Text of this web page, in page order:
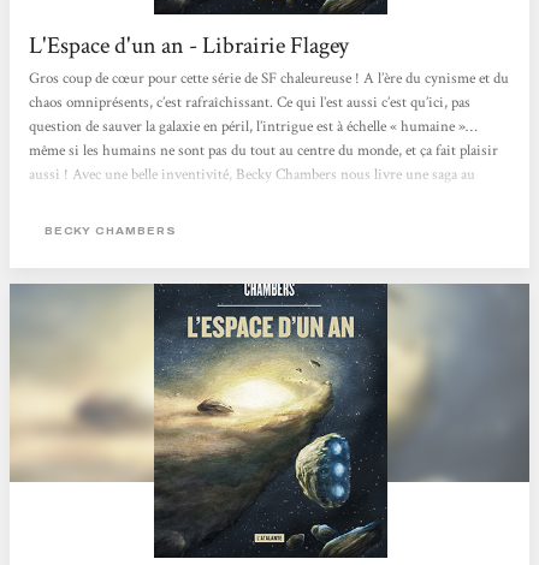
L'Espace d'un an - Librairie Flagey
Gros coup de cœur pour cette série de SF chaleureuse ! A l’ère du cynisme et du
chaos omniprésents, c’est rafraîchissant. Ce qui l’est aussi c’est qu’ici, pas
question de sauver la galaxie en péril, l’intrigue est à échelle « humaine »…
même si les humains ne sont pas du tout au centre du monde, et ça fait plaisir
aussi ! Avec une belle inventivité, Becky Chambers nous livre une saga au
vivre-ensemble et de tolérance dans un univers avec des races aliens...
BECKY CHAMBERS